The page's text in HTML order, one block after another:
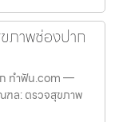
าพช่องปาก
ทำฟัน.com —
ฑล: ตรวจสุขภาพ